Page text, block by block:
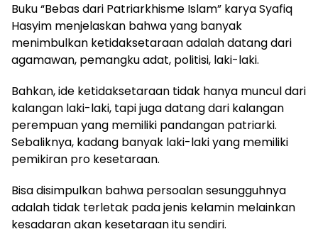
Buku “Bebas dari Patriarkhisme Islam” karya Syafiq
Hasyim menjelaskan bahwa yang banyak
menimbulkan ketidaksetaraan adalah datang dari
agamawan, pemangku adat, politisi, laki-laki.
Bahkan, ide ketidaksetaraan tidak hanya muncul dari
kalangan laki-laki, tapi juga datang dari kalangan
perempuan yang memiliki pandangan patriarki.
Sebaliknya, kadang banyak laki-laki yang memiliki
pemikiran pro kesetaraan.
Bisa disimpulkan bahwa persoalan sesungguhnya
adalah tidak terletak pada jenis kelamin melainkan
kesadaran akan kesetaraan itu sendiri.